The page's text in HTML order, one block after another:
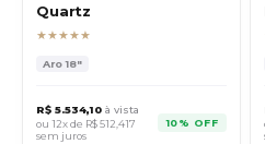
Quartz
★★★★★
Aro18"
R$ 5.534,10 à vista
ou 12x de R$512,417
sem juros
10% OFF